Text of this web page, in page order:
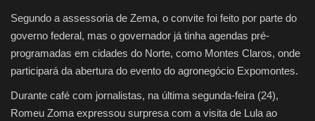
Segundo a assessoria de Zema, o convite foi feito por parte do
governo federal, mas o governador já tinha agendas pré-
programadas em cidades do Norte, como Montes Claros, onde
participará da abertura do evento do agronegócio Expomontes.
Durante café com jornalistas, na última segunda-feira (24),
Romeu Zoma expressou surpresa com a visita de Lula ao